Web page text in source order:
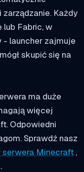
zarządzanie. Każdy
lub Fabric, w
- launcher zajmuje
skupić się na
ma duże
więcej
Odpowiedni
Sprawdź nasz
serwera Minecraft ,